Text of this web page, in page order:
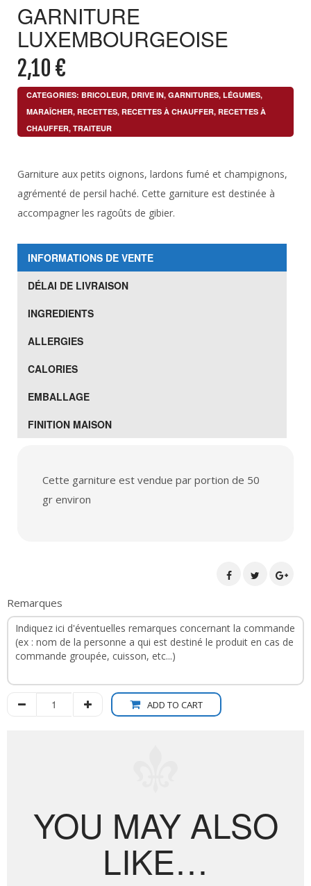
GARNITURE
LUXEMBOURGEOISE
2,10 €
CATEGORIES: BRICOLEUR, DRIVE IN, GARNITURES, LÉGUMES,
MARAÎCHER, RECETTES, RECETTES À CHAUFFER, RECETTES À
CHAUFFER, TRAITEUR
Garniture aux petits oignons, lardons fumé et champignons,
agrémenté de persil haché. Cette garniture est destinée à
accompagner les ragoûts de gibier.
INFORMATIONS DE VENTE
DÉLAI DE LIVRAISON
INGREDIENTS
ALLERGIES
CALORIES
EMBALLAGE
FINITION MAISON
Cette garniture est vendue par portion de 50
gr environ
Remarques
ADD TO CART
YOU MAY ALSO
LIKE…